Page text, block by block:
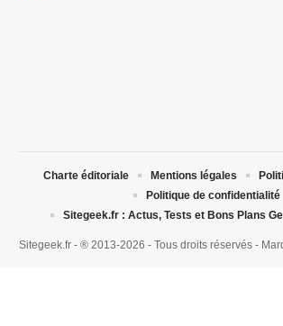
Sitegeek.fr - ® 2013-2026 - Tous droits réservés -
Charte éditoriale Mentions légales
Politique de confidentialité
Sitegeek.fr : Actus, Tests et Bons Plans